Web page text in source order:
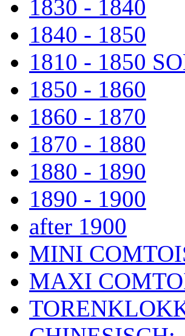
1830 - 1840
1840 - 1850
1810 - 1850
1850 - 1860
1860 - 1870
1870 - 1880
1880 - 1890
1890 - 1900
after 1900
MINI
MAXI